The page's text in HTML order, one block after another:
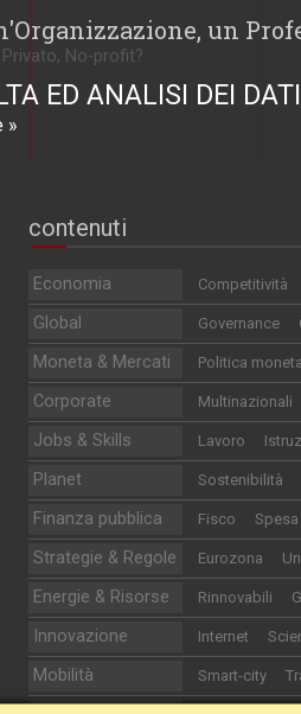
un
No-profit?
ED ANALISI DEI DATI
»
contenuti
Economia Competitività
Global Governance
Moneta & Mercati Politica
Corporate Multinazionali
Jobs & Skills Lavoro
Planet Sostenibilità
Finanza pubblica Fisco Spesa
Strategie & Regole Eurozona
Energie & Risorse Rinnovabili
Innovazione Internet
Mobilità Smart-city